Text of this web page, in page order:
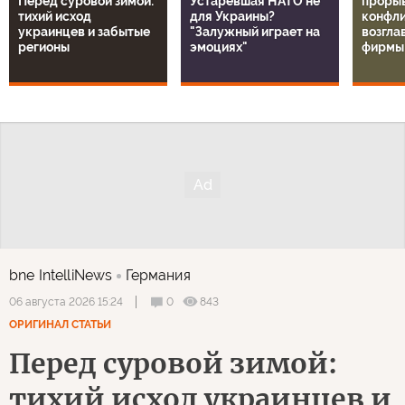
Чтобы участвовать в дискуссии
авторизуйтесь
илизарегистрируйтесь
Перед суровой зимой:
украинцев и забытые
регионы
"Залужный играет на